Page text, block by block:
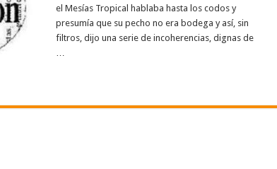
el Mesías Tropical hablaba hasta los codos y
presumía que su pecho no era bodega y así, sin
filtros, dijo una serie de incoherencias, dignas de
…